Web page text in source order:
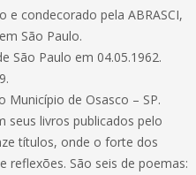
e condecorado pela ABRASCI,
São Paulo.
São Paulo em 04.05.1962.
Município de Osasco – SP.
livros publicados pelo
títulos, onde o forte dos
reflexões. São seis de poemas: